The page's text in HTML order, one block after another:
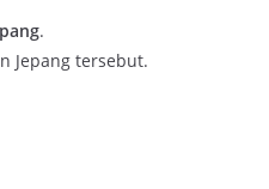
.
Jepang tersebut.